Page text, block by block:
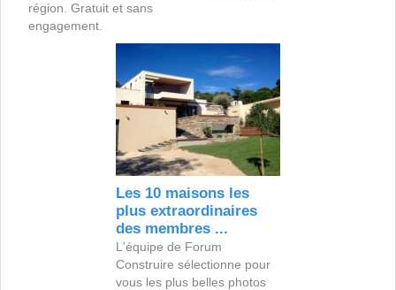
région. Gratuit et sans
engagement.
Les 10 maisons les
plus extraordinaires
des membres ...
L'équipe de Forum
Construire sélectionne pour
vous les plus belles photos